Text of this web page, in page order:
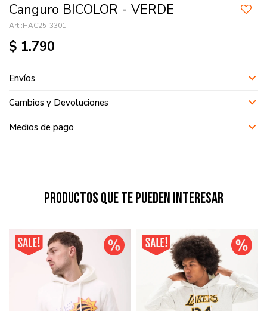
Canguro BICOLOR - VERDE
HAC25-3301
$ 1.790
Envíos
Cambios y Devoluciones
Medios de pago
Productos que te pueden interesar